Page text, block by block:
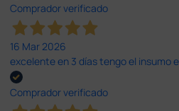
Comprador verificado
16 Mar 2026
excelente en 3 días tengo el insumo
Comprador verificado